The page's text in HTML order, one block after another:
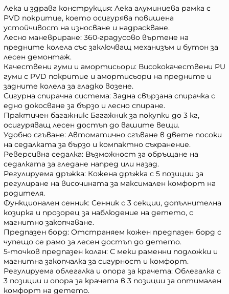
Лека и здрава конструкция: Лека алуминиева рамка с
PVD покритие, което осигурява повишена
устойчивост на износване и надраскване.
Лесно маневриране: 360-градусово въртене на
предните колела със заключващ механизъм и бутон за
лесен демонтаж.
Качествени гуми и амортисьори: Висококачествени PU
гуми с PVD покритие и амортисьори на предните и
задните колела за гладко возене.
Сигурна спирачна система: Задна свързана спирачка с
едно докосване за бързо и лесно спиране.
Практичен багажник: Багажник за покупки до 3 кг,
осигуряващ лесен достъп до вашите вещи.
Удобно сгъване: Автоматично сгъване в двете посоки
на седалката за бързо и компактно съхранение.
Реверсивна седалка: Възможност за обръщане на
седалката за гледане напред или назад.
Регулируема дръжка: Кожена дръжка с 5 позиции за
регулиране на височината за максимален комфорт на
родителя.
Функционален сенник: Сенник с 3 секции, допълнителна
козирка и прозорец за наблюдение на детето, с
магнитно закопчаване.
Предпазен борд: Отстраняем кожен предпазен борд с
чупещо се рамо за лесен достъп до детето.
5-точков предпазен колан: С меки раменни подложки и
магнитна закопчалка за сигурност и комфорт.
Регулируема облегалка и опора за крачета: Облегалка с
3 позиции и опора за крачета в 3 позиции за оптимален
комфорт на детето.